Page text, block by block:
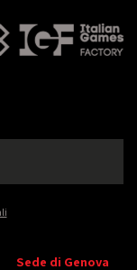
Sede di Genova